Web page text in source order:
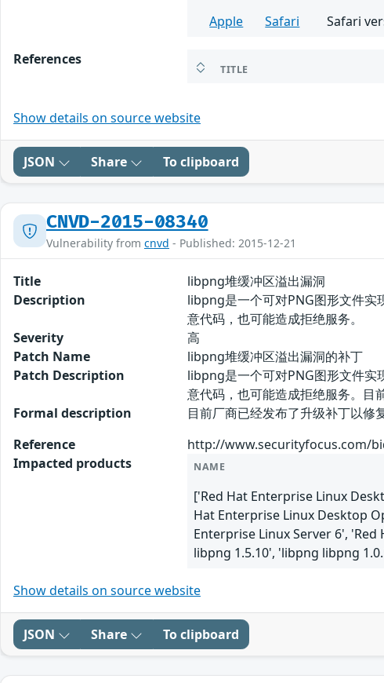
Apple
Safari Safari
References
TITLE
Show details on source website
JSON Share To clipboard
CNVD-2015-08340
Vulnerability from cnvd - Published: 2015-12-21
Title
libpng堆缓冲区溢出漏洞
Description
libpng是一个可对PNG图形文件实
意代码，也可能造成拒绝服务。
Severity
高
Patch Name
libpng堆缓冲区溢出漏洞的补丁
Patch Description
libpng是一个可对PNG图形文件实
意代码，也可能造成拒绝服务。目
Formal description
目前厂商已经发布了升级补丁以
Reference
http://www.securityfocus.com/
Impacted products
NAME
['Red Hat Enterprise Linux
Hat Enterprise Linux Desktop
Enterprise Linux Server 6',
libpng 1.5.10', 'libpng libpng
Show details on source website
JSON Share To clipboard